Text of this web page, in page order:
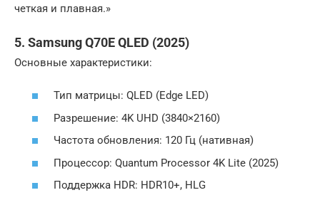
четкая и плавная.»
5. Samsung Q70E QLED (2025)
Основные характеристики:
Тип матрицы: QLED (Edge LED)
Разрешение: 4K UHD (3840×2160)
Частота обновления: 120 Гц (нативная)
Процессор: Quantum Processor 4K Lite (2025)
Поддержка HDR: HDR10+, HLG